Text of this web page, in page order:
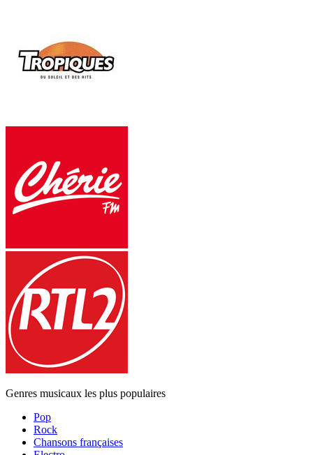
Genres musicaux les plus populaires
Pop
Rock
Chansons françaises